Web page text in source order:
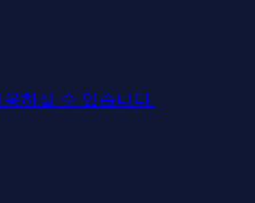
하실 수 있습니다.